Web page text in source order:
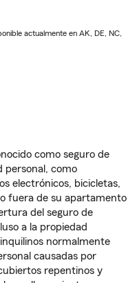
actualmente en AK, DE, NC,
como seguro de
personal, como
electrónicos, bicicletas,
fuera de su apartamento
del seguro de
a la propiedad
normalmente
causadas por
repentinos y